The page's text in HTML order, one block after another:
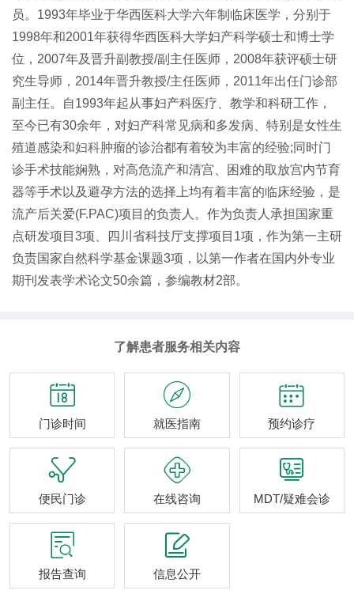
员。1993年毕业于华西医科大学六年制临床医学，分别于
1998年和2001年获得华西医科大学妇产科学硕士和博士学
位，2007年及晋升副教授/副主任医师，2008年获评硕士研
究生导师，2014年晋升教授/主任医师，2011年出任门诊部
副主任。自1993年起从事妇产科医疗、教学和科研工作，
至今已有30余年，对妇产科常见病和多发病、特别是女性生
殖道感染和妇科肿瘤的诊治都有着较为丰富的经验;同时门
诊手术技能娴熟，对高危流产和清宫、困难的取放宫内节育
器等手术以及避孕方法的选择上均有着丰富的临床经验，是
流产后关爱(F.PAC)项目的负责人。作为负责人承担国家重
点研发项目3项、四川省科技厅支撑项目1项，作为第一主研
负责国家自然科学基金课题3项，以第一作者在国内外专业
期刊发表学术论文50余篇，参编教材2部。
了解患者服务相关内容

门诊时间

就医指南

预约诊疗

便民门诊

在线咨询

MDT/疑难会诊

报告查询

信息公开